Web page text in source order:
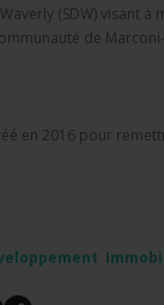
(SDW) visant
de
en 2016 pour